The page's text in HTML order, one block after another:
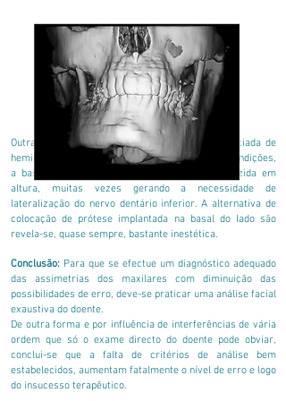
Outra situação complexa é a da existência associada de
hemi-hipertofia do corpo da mandíbula. Nestas condições,
a basal da zona hipertrofiada tem de ser reduzida em
altura, muitas vezes gerando a necessidade de
lateralização do nervo dentário inferior. A alternativa de
colocação de prótese implantada na basal do lado são
revela-se, quase sempre, bastante inestética.
Conclusão: Para que se efectue um diagnóstico adequado
das assimetrias dos maxilares com diminuição das
possibilidades de erro, deve-se praticar uma análise facial
exaustiva do doente.
De outra forma e por influência de interferências de vária
ordem que só o exame directo do doente pode obviar,
conclui-se que a falta de critérios de análise bem
estabelecidos, aumentam fatalmente o nível de erro e logo
do insucesso terapêutico.